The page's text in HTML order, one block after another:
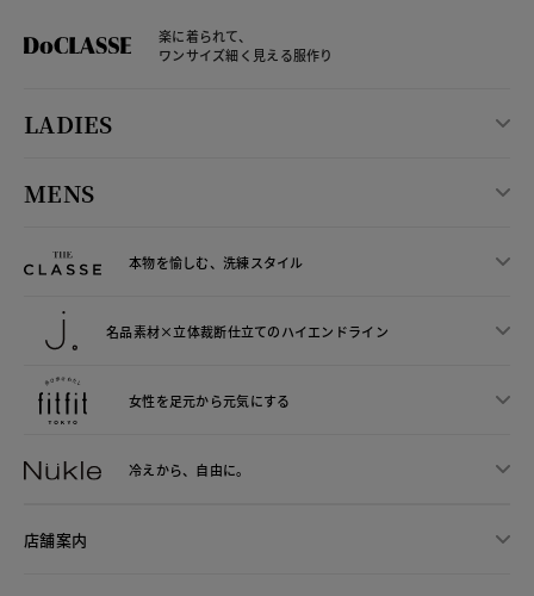
楽に着られて、
ワンサイズ細く見える服作り
LADIES
MENS
本物を愉しむ、洗練スタイル
名品素材×立体裁断仕立てのハイエンドライン
女性を足元から元気にする
冷えから、 自由に。
店舗案内